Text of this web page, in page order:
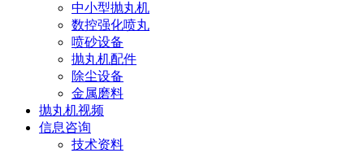
中小型抛丸机
数控强化喷丸
喷砂设备
抛丸机配件
除尘设备
金属磨料
抛丸机视频
信息咨询
技术资料